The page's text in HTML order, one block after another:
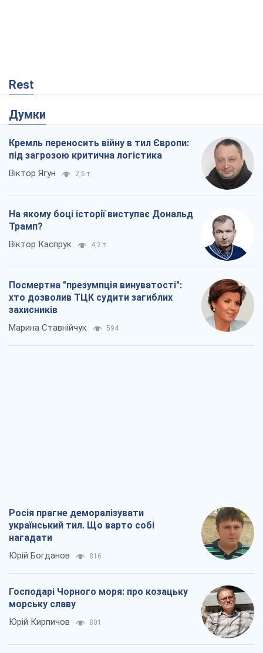
Rest
Думки
Кремль переносить війну в тил Європи:
під загрозою критична логістика
Віктор Ягун 2,6 т.
На якому боці історії виступає Дональд
Трамп?
Віктор Каспрук 4,2 т.
Посмертна "презумпція винуватості":
хто дозволив ТЦК судити загиблих
захисників
Марина Ставнійчук 594
Росія прагне деморалізувати
український тил. Що варто собі
нагадати
Юрій Богданов 816
Господарі Чорного моря: про козацьку
морську славу
Юрій Кирпичов 801